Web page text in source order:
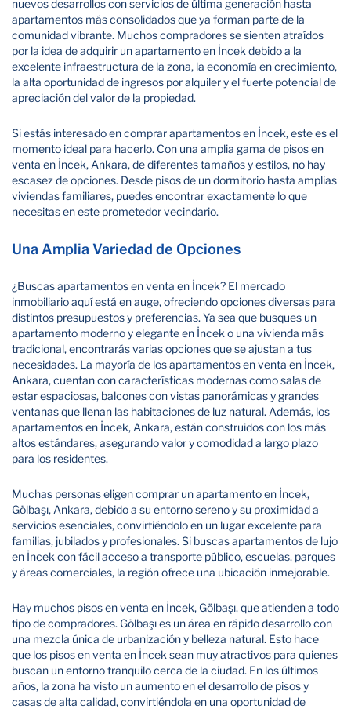
nuevos desarrollos con servicios de última generación hasta
apartamentos más consolidados que ya forman parte de la
comunidad vibrante. Muchos compradores se sienten atraídos
por la idea de adquirir un apartamento en İncek debido a la
excelente infraestructura de la zona, la economía en crecimiento,
la alta oportunidad de ingresos por alquiler y el fuerte potencial de
apreciación del valor de la propiedad.
Si estás interesado en comprar apartamentos en İncek, este es el
momento ideal para hacerlo. Con una amplia gama de pisos en
venta en İncek, Ankara, de diferentes tamaños y estilos, no hay
escasez de opciones. Desde pisos de un dormitorio hasta amplias
viviendas familiares, puedes encontrar exactamente lo que
necesitas en este prometedor vecindario.
Una Amplia Variedad de Opciones
¿Buscas apartamentos en venta en İncek? El mercado
inmobiliario aquí está en auge, ofreciendo opciones diversas para
distintos presupuestos y preferencias. Ya sea que busques un
apartamento moderno y elegante en İncek o una vivienda más
tradicional, encontrarás varias opciones que se ajustan a tus
necesidades. La mayoría de los apartamentos en venta en İncek,
Ankara, cuentan con características modernas como salas de
estar espaciosas, balcones con vistas panorámicas y grandes
ventanas que llenan las habitaciones de luz natural. Además, los
apartamentos en İncek, Ankara, están construidos con los más
altos estándares, asegurando valor y comodidad a largo plazo
para los residentes.
Muchas personas eligen comprar un apartamento en İncek,
Gölbaşı, Ankara, debido a su entorno sereno y su proximidad a
servicios esenciales, convirtiéndolo en un lugar excelente para
familias, jubilados y profesionales. Si buscas apartamentos de lujo
en İncek con fácil acceso a transporte público, escuelas, parques
y áreas comerciales, la región ofrece una ubicación inmejorable.
Hay muchos pisos en venta en İncek, Gölbaşı, que atienden a todo
tipo de compradores. Gölbaşı es un área en rápido desarrollo con
una mezcla única de urbanización y belleza natural. Esto hace
que los pisos en venta en İncek sean muy atractivos para quienes
buscan un entorno tranquilo cerca de la ciudad. En los últimos
años, la zona ha visto un aumento en el desarrollo de pisos y
casas de alta calidad, convirtiéndola en una oportunidad de